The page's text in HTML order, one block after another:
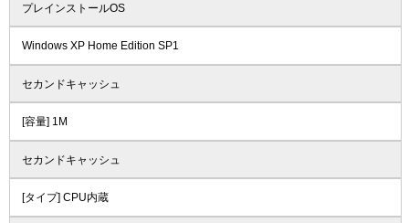
プレインストールOS
Windows XP Home Edition SP1
セカンドキャッシュ
[容量] 1M
セカンドキャッシュ
[タイプ] CPU内蔵